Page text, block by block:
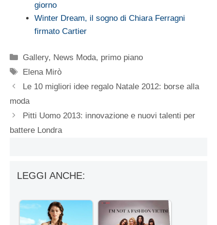
giorno
Winter Dream, il sogno di Chiara Ferragni
firmato Cartier
Categorie
Gallery, News Moda, primo piano
Tag
Elena Mirò
Le 10 migliori idee regalo Natale 2012: borse alla
moda
Pitti Uomo 2013: innovazione e nuovi talenti per
battere Londra
LEGGI ANCHE: